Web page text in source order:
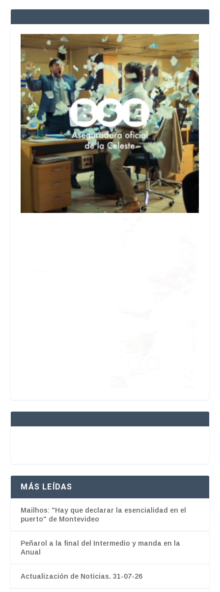
MÁS LEÍDAS
Mailhos: "Hay que declarar la esencialidad en el
puerto" de Montevideo
Peñarol a la final del Intermedio y manda en la
Anual
Actualización de Noticias. 31-07-26